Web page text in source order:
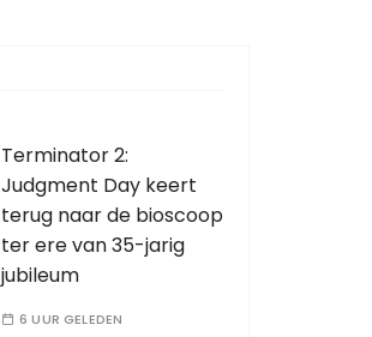
Terminator 2:
Judgment Day keert
terug naar de bioscoop
ter ere van 35-jarig
jubileum
6 UUR GELEDEN